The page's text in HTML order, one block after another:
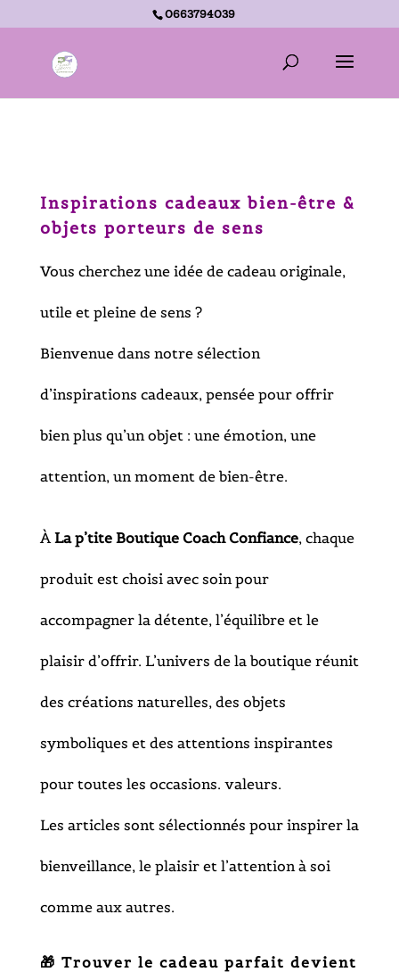
0663794039
Inspirations cadeaux bien-être &
objets porteurs de sens
Vous cherchez une idée de cadeau originale,
utile et pleine de sens ?
Bienvenue dans notre sélection
d’inspirations cadeaux, pensée pour offrir
bien plus qu’un objet : une émotion, une
attention, un moment de bien-être.
ÀLa p’tite Boutique Coach Confiance, chaque
produit est choisi avec soin pour
accompagner la détente, l’équilibre et le
plaisir d’offrir. L’univers de la boutique réunit
des créations naturelles, des objets
symboliques et des attentions inspirantes
pour toutes les occasions. valeurs.
Les articles sont sélectionnés pour inspirer la
bienveillance, le plaisir et l’attention à soi
comme aux autres.
🎁 Trouver le cadeau parfait devient